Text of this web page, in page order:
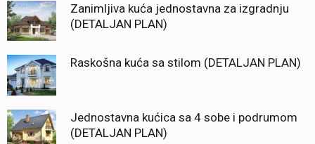
Zanimljiva kuća jednostavna za izgradnju
(DETALJAN PLAN)
Raskošna kuća sa stilom (DETALJAN PLAN)
Jednostavna kućica sa 4 sobe i podrumom
(DETALJAN PLAN)